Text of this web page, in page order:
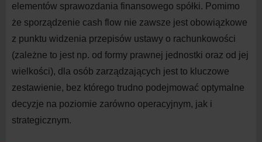
elementów sprawozdania finansowego spółki. Pomimo
że sporządzenie cash flow nie zawsze jest obowiązkowe
z punktu widzenia przepisów ustawy o rachunkowości
(zależne to jest np. od formy prawnej jednostki oraz od jej
wielkości), dla osób zarządzających jest to kluczowe
zestawienie, bez którego trudno podejmować optymalne
decyzje na poziomie zarówno operacyjnym, jak i
strategicznym.